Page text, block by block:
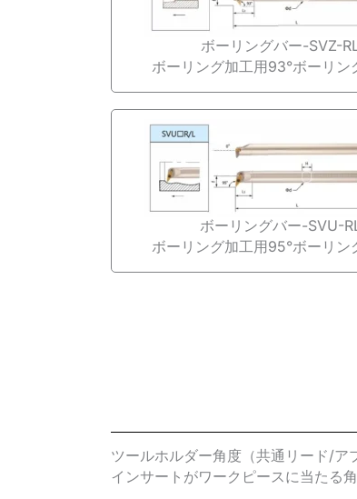
ボーリングバー-SVZ-
ボーリング加工用93°ボーリン
ボーリングバー-SVU-
ボーリング加工用95°ボーリン
ツールホルダー角度（共通リード/ア
インサートがワークピースに当たる